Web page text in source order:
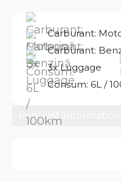
Carburant:
Carburant:
3x Luggage
Consum: 6L /
Request Information